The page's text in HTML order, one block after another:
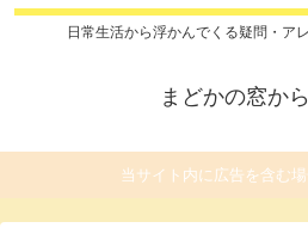
日常生活から浮かんでくる疑問・ア
まどかの窓か
当サイト内に広告を含む場